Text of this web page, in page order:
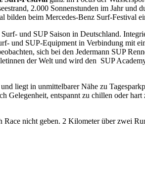
2.000 Sonnenstunden im Jahr
bilden beim Mercedes-Benz Surf-Festival
und SUP Saison in Deutschland.
und SUP-Equipment in Verbindung mit
sich bei den Jedermann SUP
der Welt und wird den SUP
liegt in unmittelbarer Nähe zu
Gelegenheit, entspannt zu chillen oder
Race nicht geben. 2 Kilometer über zwei